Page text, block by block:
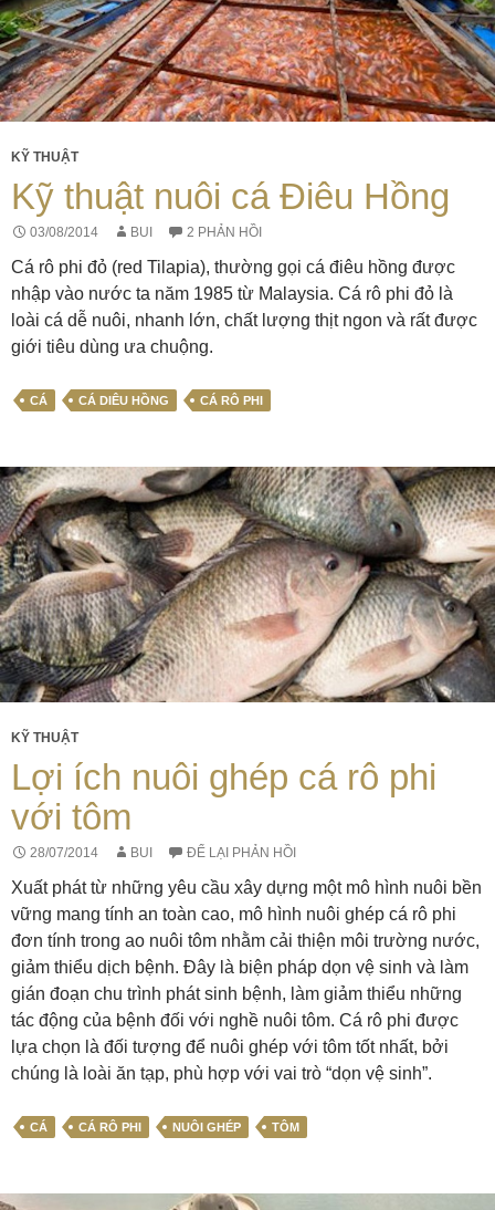
KỸ THUẬT
Kỹ thuật nuôi cá Điêu Hồng
03/08/2014 BUI 2 PHẢN HỒI
Cá rô phi đỏ (red Tilapia), thường gọi cá điêu hồng được
nhập vào nước ta năm 1985 từ Malaysia. Cá rô phi đỏ là
loài cá dễ nuôi, nhanh lớn, chất lượng thịt ngon và rất được
giới tiêu dùng ưa chuộng.
CÁ CÁ DIÊU HỒNG CÁ RÔ PHI
KỸ THUẬT
Lợi ích nuôi ghép cá rô phi
với tôm
28/07/2014 BUI ĐỂ LẠI PHẢN HỒI
Xuất phát từ những yêu cầu xây dựng một mô hình nuôi bền
vững mang tính an toàn cao, mô hình nuôi ghép cá rô phi
đơn tính trong ao nuôi tôm nhằm cải thiện môi trường nước,
giảm thiểu dịch bệnh. Đây là biện pháp dọn vệ sinh và làm
gián đoạn chu trình phát sinh bệnh, làm giảm thiểu những
tác động của bệnh đối với nghề nuôi tôm. Cá rô phi được
lựa chọn là đối tượng để nuôi ghép với tôm tốt nhất, bởi
chúng là loài ăn tạp, phù hợp với vai trò “dọn vệ sinh”.
CÁ CÁ RÔ PHI NUÔI GHÉP TÔM